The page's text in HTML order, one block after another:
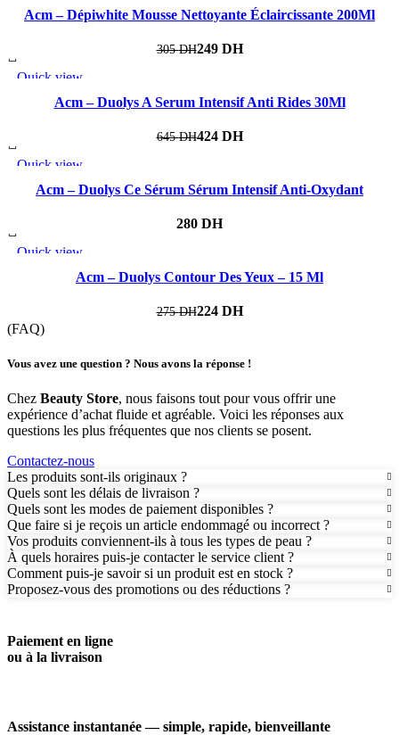
Add to wishlist
Acm – Dépiwhite Mousse Nettoyante Éclaircissante 200Ml
305DH249 DH
-34%
Quick view
Add to wishlistAcm – Duolys A Serum Intensif Anti Rides 30Ml
645DH424 DH
Quick view
Add to wishlist
Acm – Duolys Ce Sérum Sérum Intensif Anti-Oxydant
DH
-19%
Quick view
Add to wishlistAcm – Duolys Contour Des Yeux – 15 Ml
275DH224 DH
(FAQ)
Vous avez une question ? Nous avons la réponse !
Chez Beauty Store, nous faisons tout pour vous offrir une
expérience d’achat fluide et agréable. Voici les réponses aux
questions les plus fréquentes que nos clients se posent.
Contactez-nous
Les produits sont-ils originaux ?
Quels sont les délais de livraison ?
Quels sont les modes de paiement disponibles ?
Que faire si je reçois un article endommagé ou incorrect ?
Vos produits conviennent-ils à tous les types de peau ?
À quels horaires puis-je contacter le service client ?
Comment puis-je savoir si un produit est en stock ?
Proposez-vous des promotions ou des réductions ?
Paiement en ligne
ou à la livraison
Assistance instantanée — simple, rapide, bienveillante